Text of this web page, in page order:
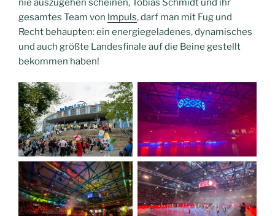
nie auszugehen scheinen, Tobias Schmidt und ihr
gesamtes Team von Impuls, darf man mit Fug und
Recht behaupten: ein energiegeladenes, dynamisches
und auch größte Landesfinale auf die Beine gestellt
bekommen haben!